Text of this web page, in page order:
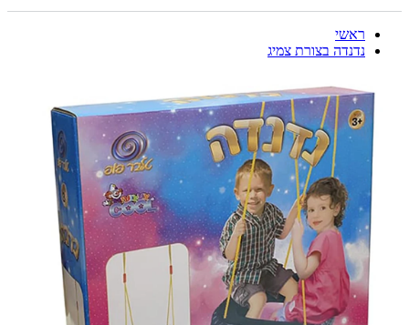
ראשי
נדנדה בצורת צמיג